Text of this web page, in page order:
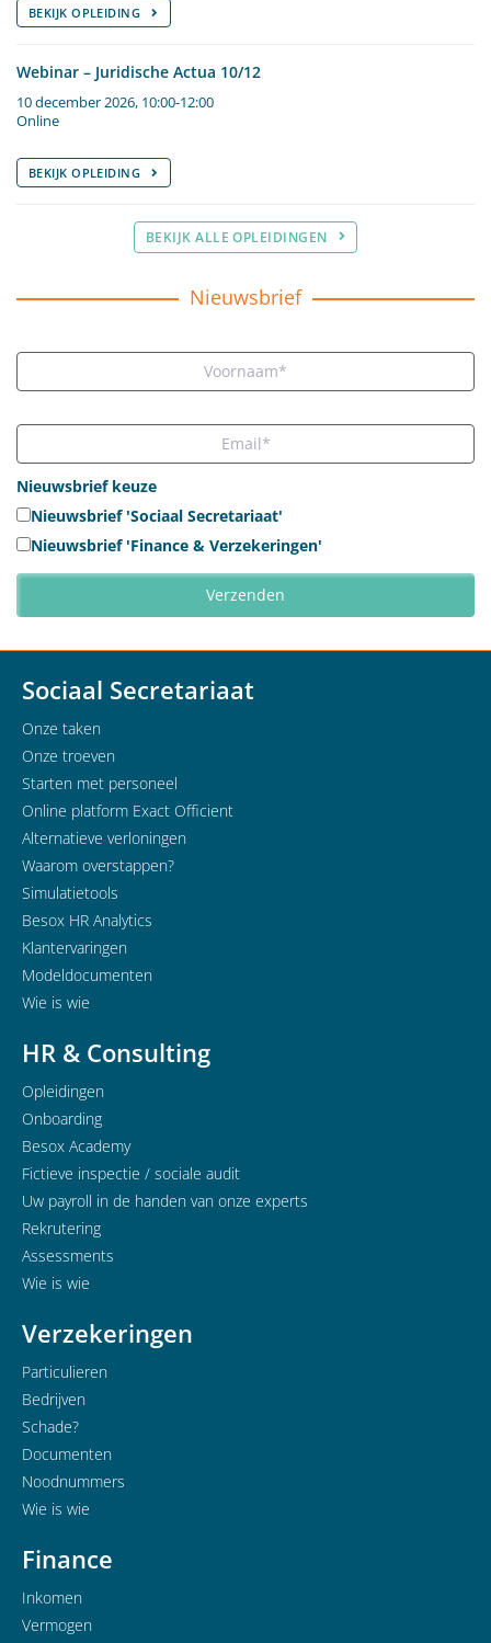
BEKIJK OPLEIDING
Webinar – Juridische Actua 10/12
10 december 2026, 10:00-12:00
Online
BEKIJK OPLEIDING
BEKIJK ALLE OPLEIDINGEN
Nieuwsbrief
Nieuwsbrief keuze
Nieuwsbrief 'Sociaal Secretariaat'
Nieuwsbrief 'Finance & Verzekeringen'
Sociaal Secretariaat
Onze taken
Onze troeven
Starten met personeel
Online platform Exact Officient
Alternatieve verloningen
Waarom overstappen?
Simulatietools
Besox HR Analytics
Klantervaringen
Modeldocumenten
Wie is wie
HR & Consulting
Opleidingen
Onboarding
Besox Academy
Fictieve inspectie / sociale audit
Uw payroll in de handen van onze experts
Rekrutering
Assessments
Wie is wie
Verzekeringen
Particulieren
Bedrijven
Schade?
Documenten
Noodnummers
Wie is wie
Finance
Inkomen
Vermogen